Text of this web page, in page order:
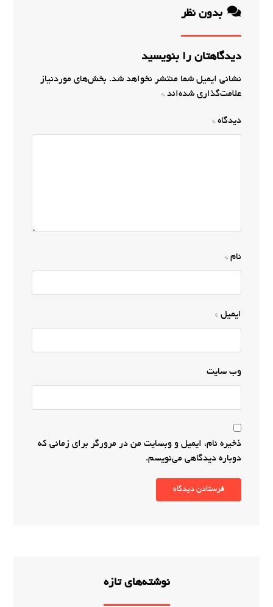
بدون نظر
دیدگاهتان را بنویسید
نشانی ایمیل شما منتشر نخواهد شد. بخش‌های موردنیاز
علامت‌گذاری شده‌اند*
دیدگاه*
نام*
ایمیل*
وب‌ سایت
ذخیره نام، ایمیل و وبسایت من در مرورگر برای زمانی که
دوباره دیدگاهی می‌نویسم.
فرستادن دیدگاه
نوشته‌های تازه